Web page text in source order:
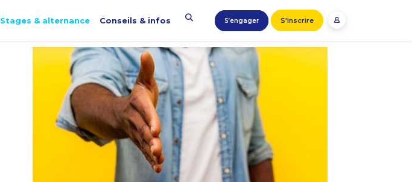
Stages & alternance Conseils & infos S’engager S'inscrire